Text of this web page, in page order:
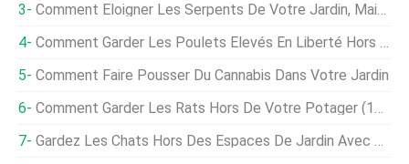
Comment Éloigner Les Serpents De Votre Jardin, Mais Devriez-Vous Le Faire ?
Comment Garder Les Poulets Élevés En Liberté Hors De Votre Jardin
Comment Faire Pousser Du Cannabis Dans Votre Jardin
Comment Garder Les Rats Hors De Votre Potager (17 Façons)
Gardez Les Chats Hors Des Espaces De Jardin Avec Ces Conseils